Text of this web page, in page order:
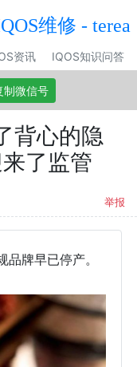
维修 - terea
资讯 IQOS知识问答
背心的隐
了监管
举报
牌早已停产。
制微信号